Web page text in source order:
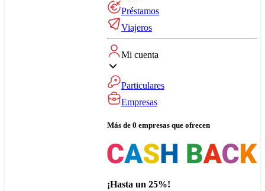
Préstamos
Viajeros
Mi cuenta
Particulares
Empresas
Más de 0 empresas que ofrecen
¡Hasta un 25%!